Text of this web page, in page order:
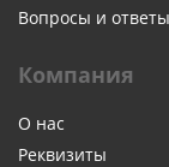
Вопросы и ответы
Компания
О нас
Реквизиты